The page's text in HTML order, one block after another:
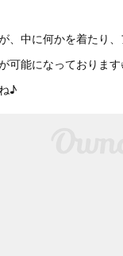
、中に何かを着たり
可能になっておりま
♪